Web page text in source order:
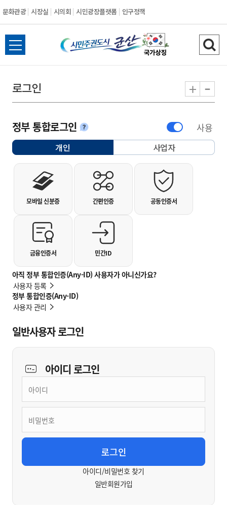
문화관광 시장실 시의회 시민광장플랫폼 인구정책
시민주권도시 군
전체메뉴 열기 검
로그인 + -
정부 통합로그인안내 사용
아직 정부 통합인증(Any-ID) 사용자가 아니신가요?
사용자 등록
정부 통합인증(Any-ID)
사용자 관리
개인선택됨 사업자
개인사용자 로그인
모바일 신분증 간편인증 공동인증서
금융인증서 민간ID
일반사용자 로그인
아이디로그인
아이디/비밀번호 찾기
일반회원가입